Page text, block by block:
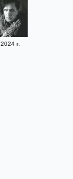
2024 г.